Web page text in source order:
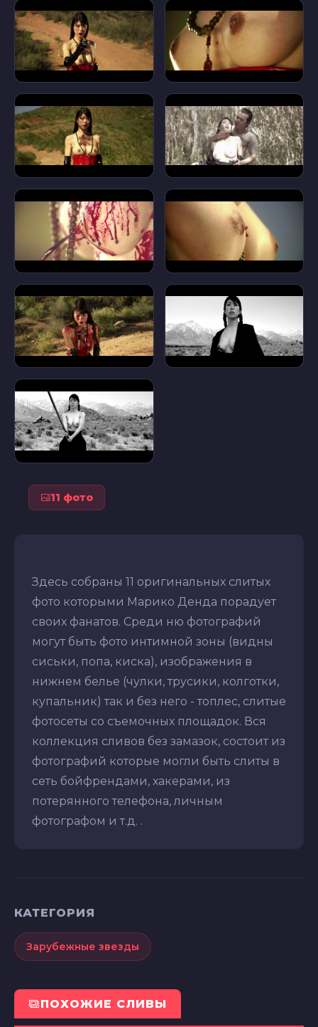
11 фото
Здесь собраны 11 оригинальных слитых
фото которыми Марико Денда порадует
своих фанатов. Среди ню фотографий
могут быть фото интимной зоны (видны
сиськи, попа, киска), изображения в
нижнем белье (чулки, трусики, колготки,
купальник) так и без него - топлес, слитые
фотосеты со съемочных площадок. Вся
коллекция сливов без замазок, состоит из
фотографий которые могли быть слиты в
сеть бойфрендами, хакерами, из
потерянного телефона, личным
фотографом и т.д. .
КАТЕГОРИЯ
Зарубежные звезды
ПОХОЖИЕ СЛИВЫ